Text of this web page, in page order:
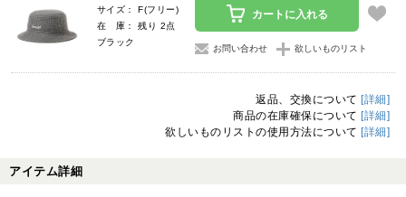
サイズ： F(フリー)
在 庫： 残り 2点
ブラック
カートに入れる
お問い合わせ 欲しいものリスト
返品、交換について [詳細]
商品の在庫確保について [詳細]
欲しいものリストの使用方法について [詳細]
アイテム詳細